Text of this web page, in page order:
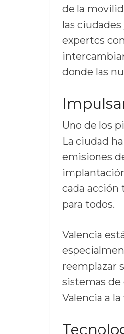
de la
las
expertos
donde las
Uno de los
La ciudad
emisiones
cada
para todos.
Valencia
reemplazar
sistemas de
Valencia a